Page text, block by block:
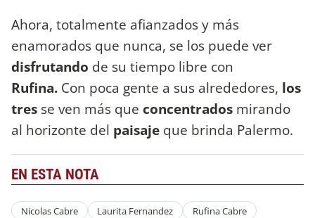
Ahora, totalmente afianzados y más
enamorados que nunca, se los puede ver
disfrutando de su tiempo libre con
Rufina. Con poca gente a sus alrededores, los
tres se ven más que concentrados mirando
al horizonte del paisaje que brinda Palermo.
EN ESTA NOTA
Nicolas Cabre Laurita Fernandez Rufina Cabre